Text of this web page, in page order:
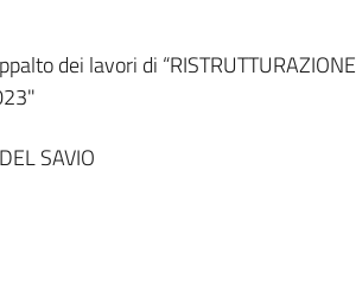
dei lavori di “RISTRUTTURAZIONE
SAVIO